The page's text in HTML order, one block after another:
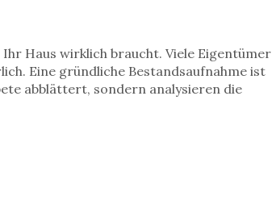
Ihr Haus wirklich braucht. Viele Eigentümer
Eine gründliche Bestandsaufnahmeist
abblättert, sondern analysieren die